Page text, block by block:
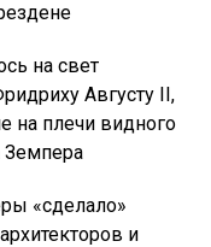
на свет
Августу II,
на плечи видного
Земпера
«сделало»
и